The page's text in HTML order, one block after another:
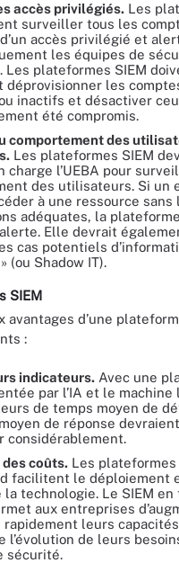
accès privilégiés. Les
surveiller tous les
accès privilégié et
les équipes de
Les plateformes SIEM
déprovisionner les
inactifs et désactiver
été compromis.
comportement des
Les plateformes SIEM
charge l’UEBA pour
des utilisateurs. Si un
à une ressource sans
adéquates, la
Elle devrait
cas potentiels
(ou Shadow IT).
SIEM
avantages d’une
:
indicateurs. Avec une
par l’IA et le machine
de temps moyen de
de réponse devraient
considérablement.
coûts. Les plateformes
facilitent le déploiement
la technologie. Le SIEM en
aux entreprises
rapidement leurs
l’évolution de leurs
sécurité.